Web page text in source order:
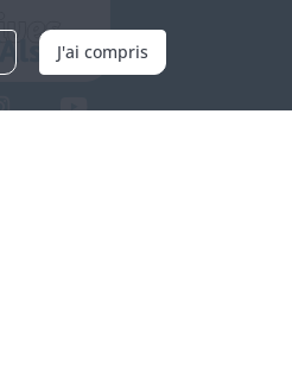
J'ai compris